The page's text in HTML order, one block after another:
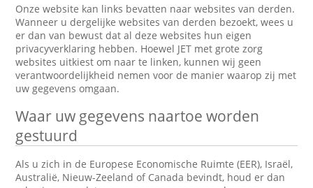
Onze website kan links bevatten naar websites van derden.
Wanneer u dergelijke websites van derden bezoekt, wees u
er dan van bewust dat al deze websites hun eigen
privacyverklaring hebben. Hoewel JET met grote zorg
websites uitkiest om naar te linken, kunnen wij geen
verantwoordelijkheid nemen voor de manier waarop zij met
uw gegevens omgaan.
Waar uw gegevens naartoe worden
gestuurd
Als u zich in de Europese Economische Ruimte (EER), Israël,
Australië, Nieuw-Zeeland of Canada bevindt, houd er dan